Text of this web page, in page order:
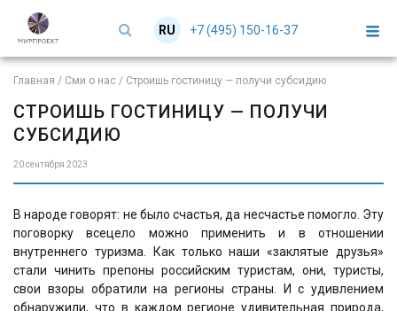
EN
RU +7 (495) 150-16-37
Главная / Сми о нас / Строишь гостиницу — получи субсидию
СТРОИШЬ ГОСТИНИЦУ — ПОЛУЧИ
СУБСИДИЮ
20 сентября 2023
В народе говорят: не было счастья, да несчастье помогло. Эту
поговорку всецело можно применить и в отношении
внутреннего туризма. Как только наши «заклятые друзья»
стали чинить препоны российским туристам, они, туристы,
свои взоры обратили на регионы страны. И с удивлением
обнаружили, что в каждом регионе удивительная природа,